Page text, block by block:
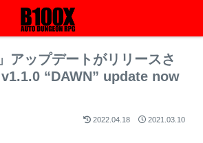
アップデートがリリースさ
“DAWN” update now
2022.04.18 2021.03.10